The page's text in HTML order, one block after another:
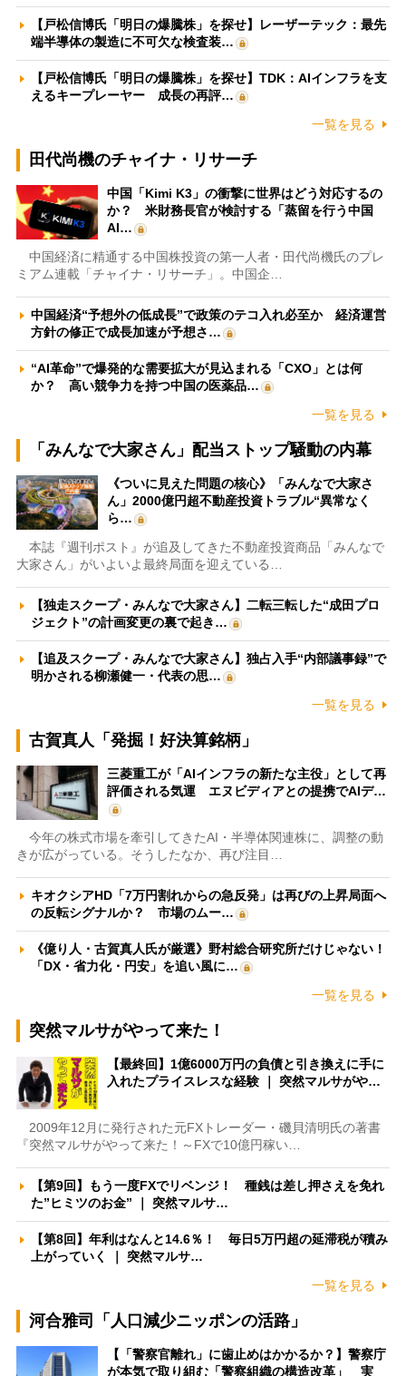
【戸松信博氏「明日の爆騰株」を探せ】レーザーテック：最先
端半導体の製造に不可欠な検査装…
【戸松信博氏「明日の爆騰株」を探せ】TDK：AIインフラを支
えるキープレーヤー 成長の再評…
一覧を見る
田代尚機のチャイナ・リサーチ
中国「Kimi K3」の衝撃に世界はどう対応するの
か？ 米財務長官が検討する「蒸留を行う中国
AI…
中国経済に精通する中国株投資の第一人者・田代尚機氏のプレ
ミアム連載「チャイナ・リサーチ」。中国企…
中国経済“予想外の低成長”で政策のテコ入れ必至か 経済運営
方針の修正で成長加速が予想さ…
“AI革命”で爆発的な需要拡大が見込まれる「CXO」とは何
か？ 高い競争力を持つ中国の医薬品…
一覧を見る
「みんなで大家さん」配当ストップ騒動の内幕
《ついに見えた問題の核心》「みんなで大家さ
ん」2000億円超不動産投資トラブル“異常なく
ら…
本誌『週刊ポスト』が追及してきた不動産投資商品「みんなで
大家さん」がいよいよ最終局面を迎えている…
【独走スクープ・みんなで大家さん】二転三転した“成田プロ
ジェクト”の計画変更の裏で起き…
【追及スクープ・みんなで大家さん】独占入手“内部議事録”で
明かされる柳瀬健一・代表の思…
一覧を見る
古賀真人「発掘！好決算銘柄」
三菱重工が「AIインフラの新たな主役」として再
評価される気運 エヌビディアとの提携でAIデ…
今年の株式市場を牽引してきたAI・半導体関連株に、調整の動
きが広がっている。そうしたなか、再び注目…
キオクシアHD「7万円割れからの急反発」は再びの上昇局面へ
の反転シグナルか？ 市場のムー…
《億り人・古賀真人氏が厳選》野村総合研究所だけじゃない！
「DX・省力化・円安」を追い風に…
一覧を見る
突然マルサがやって来た！
【最終回】1億6000万円の負債と引き換えに手に
入れたプライスレスな経験 ｜ 突然マルサがや…
2009年12月に発行された元FXトレーダー・磯貝清明氏の著書
『突然マルサがやって来た！～FXで10億円稼い…
【第9回】もう一度FXでリベンジ！ 種銭は差し押さえを免れ
た”ヒミツのお金” ｜ 突然マルサ…
【第8回】年利はなんと14.6％！ 毎日5万円超の延滞税が積み
上がっていく ｜ 突然マルサ…
一覧を見る
河合雅司「人口減少ニッポンの活路」
【「警察官離れ」に歯止めはかかるか？】警察庁
が本気で取り組む「警察組織の構造改革」 実